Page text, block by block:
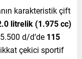
karakteristik çift
litrelik (1.975 cc)
d/d’de 115
çekici sportif